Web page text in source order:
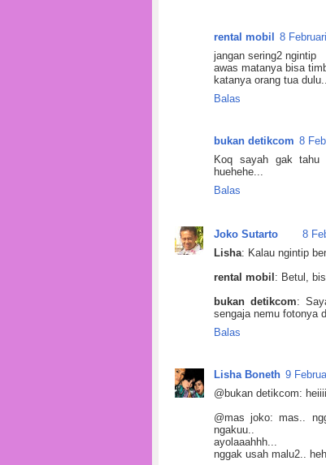
rental mobil
8
jangan sering2 ngintip
awas matanya bisa
katanya orang tua dulu...
Balas
bukan detikcom 8
Koq sayah gak tahu
huehehe...
Balas
Joko Sutarto
8
Lisha: Kalau ngintip
rental mobil : Betul,
bukan detikcom:
sengaja nemu fotonya
Balas
Lisha Boneth 9
@bukan detikcom:
@mas joko: mas..
ngakuu..
ayolaaahhh...
nggak usah malu2..